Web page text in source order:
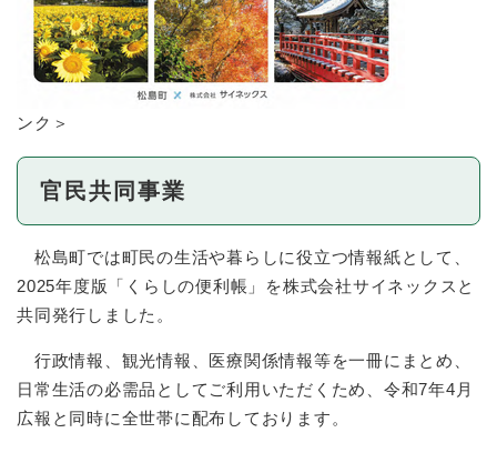
ンク＞
官民共同事業
松島町では町民の生活や暮らしに役立つ情報紙として、
2025年度版「くらしの便利帳」を株式会社サイネックスと
共同発行しました。
行政情報、観光情報、医療関係情報等を一冊にまとめ、
日常生活の必需品としてご利用いただくため、令和7年4月
広報と同時に全世帯に配布しております。